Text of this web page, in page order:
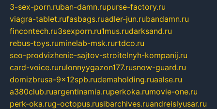
3-sex-porn.ruban-damn.rupurse-factory.ru
viagra-tablet.rufasbags.ruadler-jun.rubandamn.ru
fincontech.ru3sexporn.ru1mus.rudarksand.ru
rebus-toys.ruminelab-msk.rurtdco.ru
seo-prodvizhenie-sajtov-stroitelnyh-kompanij.ru
card-voice.rurulonnyygazon177.rusnow-guard.ru
domizbrusa-9x12spb.rudemaholding.ruaalse.ru
a380club.ruargentinamia.ruperkoka.rumovie-one.ru
perk-oka.rug-octopus.rusibarchives.ruandreislyusar.ru